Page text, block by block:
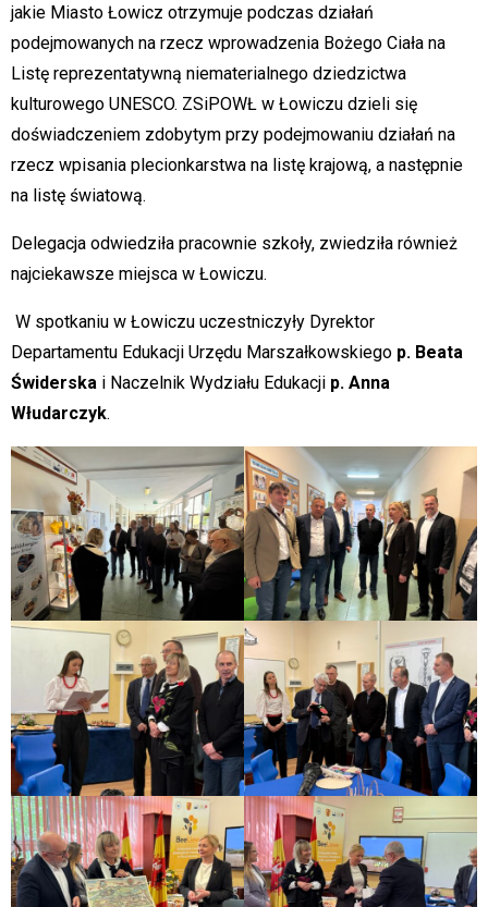
jakie Miasto Łowicz otrzymuje podczas działań
podejmowanych na rzecz wprowadzenia Bożego Ciała na
Listę reprezentatywną niematerialnego dziedzictwa
kulturowego UNESCO. ZSiPOWŁ w Łowiczu dzieli się
doświadczeniem zdobytym przy podejmowaniu działań na
rzecz wpisania plecionkarstwa na listę krajową, a następnie
na listę światową.
Delegacja odwiedziła pracownie szkoły, zwiedziła również
najciekawsze miejsca w Łowiczu.
W spotkaniu w Łowiczu uczestniczyły Dyrektor
Departamentu Edukacji Urzędu Marszałkowskiego p. Beata
Świderska i Naczelnik Wydziału Edukacji p. Anna
Włudarczyk.